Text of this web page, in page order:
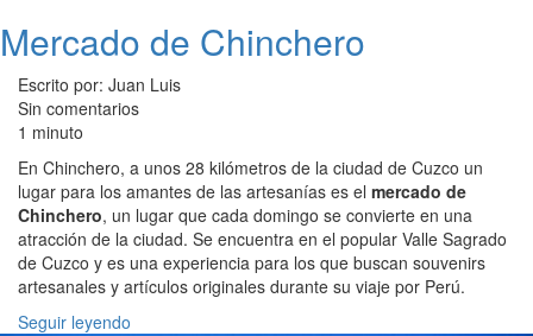
Mercado de Chinchero
Escrito por: Juan Luis
Sin comentarios
1 minuto
En Chinchero, a unos 28 kilómetros de la ciudad de Cuzco un
lugar para los amantes de las artesanías es el mercado de
Chinchero, un lugar que cada domingo se convierte en una
atracción de la ciudad. Se encuentra en el popular Valle Sagrado
de Cuzco y es una experiencia para los que buscan souvenirs
artesanales y artículos originales durante su viaje por Perú.
Seguir leyendo